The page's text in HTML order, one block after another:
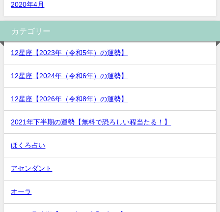
2020年4月
カテゴリー
12星座【2023年（令和5年）の運勢】
12星座【2024年（令和6年）の運勢】
12星座【2026年（令和8年）の運勢】
2021年下半期の運勢【無料で恐ろしい程当たる！】
ほくろ占い
アセンダント
オーラ